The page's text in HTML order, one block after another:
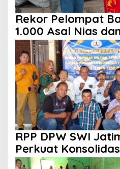
Rekor Pelompat
1.000 Asal Nias
HUT ke 81 RI
RPP DPW SWI
Perkuat
Profesionalisme